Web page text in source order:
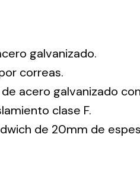
galvanizado.
correas.
acero galvanizado
clase F.
de 20mm de